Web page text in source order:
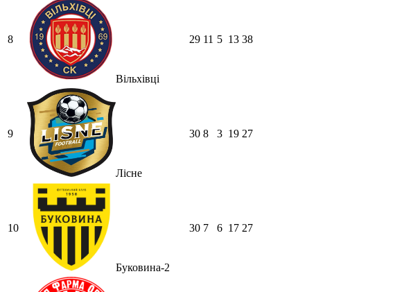
8
Вільхівці
29 11 5 13 38
9
Лісне
30 8 3 19 27
10
Буковина-2
30 7 6 17 27